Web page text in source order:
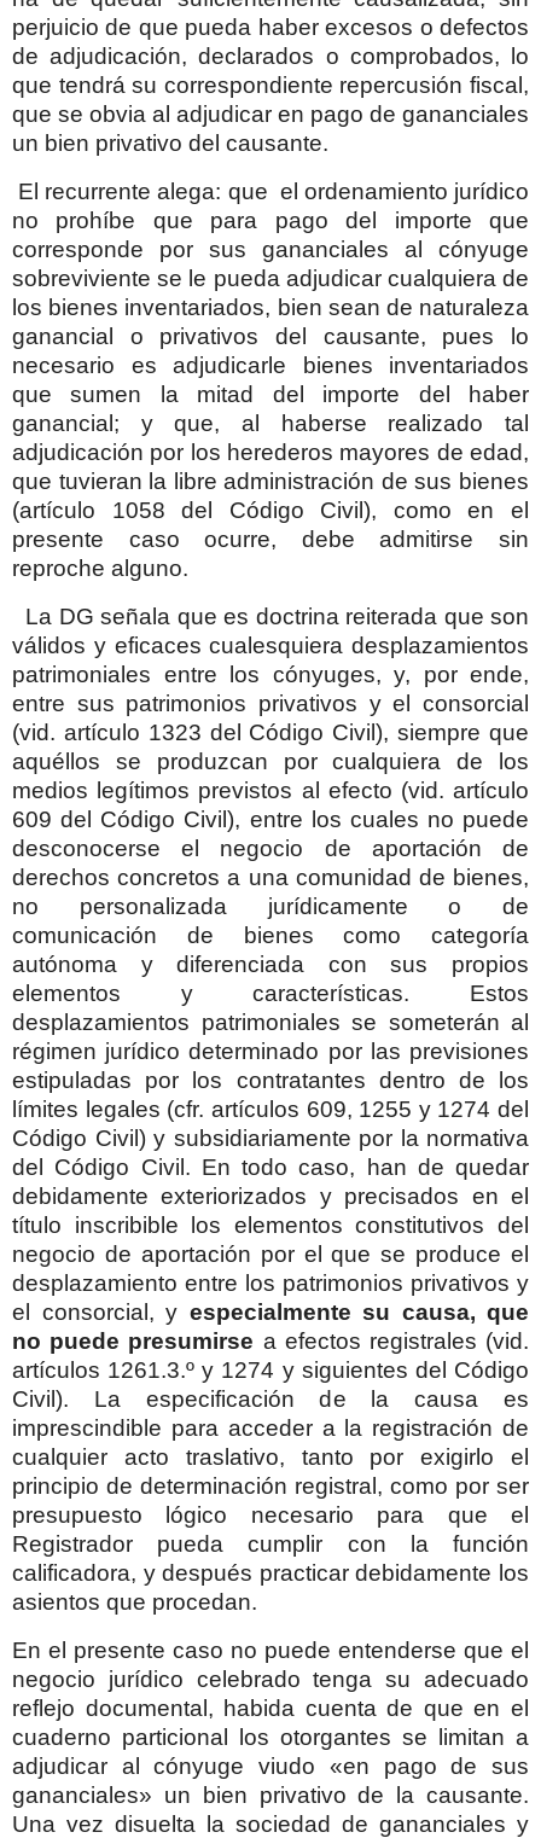
perjuicio de que pueda haber excesos o defectos
de adjudicación, declarados o comprobados, lo
que tendrá su correspondiente repercusión fiscal,
que se obvia al adjudicar en pago de gananciales
un bien privativo del causante.
El recurrente alega: que el ordenamiento jurídico
no prohíbe que para pago del importe que
corresponde por sus gananciales al cónyuge
sobreviviente se le pueda adjudicar cualquiera de
los bienes inventariados, bien sean de naturaleza
ganancial o privativos del causante, pues lo
necesario es adjudicarle bienes inventariados
que sumen la mitad del importe del haber
ganancial; y que, al haberse realizado tal
adjudicación por los herederos mayores de edad,
que tuvieran la libre administración de sus bienes
(artículo 1058 del Código Civil), como en el
presente caso ocurre, debe admitirse sin
reproche alguno.
La DG señala que es doctrina reiterada que son
válidos y eficaces cualesquiera desplazamientos
patrimoniales entre los cónyuges, y, por ende,
entre sus patrimonios privativos y el consorcial
(vid. artículo 1323 del Código Civil), siempre que
aquéllos se produzcan por cualquiera de los
medios legítimos previstos al efecto (vid. artículo
609 del Código Civil), entre los cuales no puede
desconocerse el negocio de aportación de
derechos concretos a una comunidad de bienes,
no personalizada jurídicamente o de
comunicación de bienes como categoría
autónoma y diferenciada con sus propios
elementos y características. Estos
desplazamientos patrimoniales se someterán al
régimen jurídico determinado por las previsiones
estipuladas por los contratantes dentro de los
límites legales (cfr. artículos 609, 1255 y 1274 del
Código Civil) y subsidiariamente por la normativa
del Código Civil. En todo caso, han de quedar
debidamente exteriorizados y precisados en el
título inscribible los elementos constitutivos del
negocio de aportación por el que se produce el
desplazamiento entre los patrimonios privativos y
el consorcial, y especialmente su causa, que
no puede presumirse a efectos registrales (vid.
artículos 1261.3.º y 1274 y siguientes del Código
Civil). La especificación de la causa es
imprescindible para acceder a la registración de
cualquier acto traslativo, tanto por exigirlo el
principio de determinación registral, como por ser
presupuesto lógico necesario para que el
Registrador pueda cumplir con la función
calificadora, y después practicar debidamente los
asientos que procedan.
En el presente caso no puede entenderse que el
negocio jurídico celebrado tenga su adecuado
reflejo documental, habida cuenta de que en el
cuaderno particional los otorgantes se limitan a
adjudicar al cónyuge viudo «en pago de sus
gananciales» un bien privativo de la causante.
Una vez disuelta la sociedad de gananciales y